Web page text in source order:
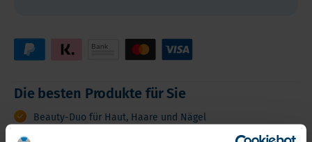
Die besten Produkte für Sie
Beauty-Duo für Haut, Haare und Nägel
Mit CollaWhey: Whey Protein + Kollagen in einem Produkt